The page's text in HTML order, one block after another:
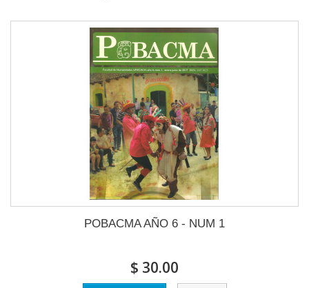
POBACMA AÑO 6 - NUM 1
$ 30.00